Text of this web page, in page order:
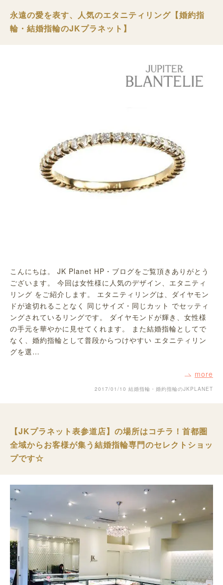
永遠の愛を表す、人気のエタニティリング【婚約指
輪・結婚指輪のJKプラネット】
こんにちは。 JK Planet HP・ブログをご覧頂きありがとう
ございます。 今回は女性様に人気のデザイン、エタニティ
リング をご紹介します。 エタニティリングは、ダイヤモン
ドが途切れることなく 同じサイズ・同じカット でセッティ
ングされているリングです。 ダイヤモンドが輝き、女性様
の手元を華やかに見せてくれます。 また結婚指輪としてで
なく、婚約指輪として普段からつけやすい エタニティリン
グを選…
more
2017/01/10 結婚指輪・婚約指輪のJKPLANET
【JKプラネット表参道店】の場所はコチラ！首都圏
全域からお客様が集う結婚指輪専門のセレクトショッ
プです☆